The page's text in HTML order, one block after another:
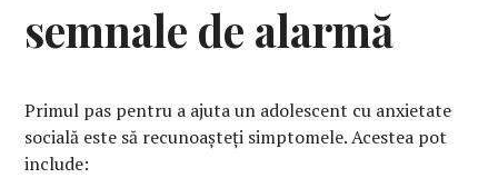
semnale de alarmă
Primul pas pentru a ajuta un adolescent cu anxietate
socială este să recunoașteți simptomele. Acestea pot
include: